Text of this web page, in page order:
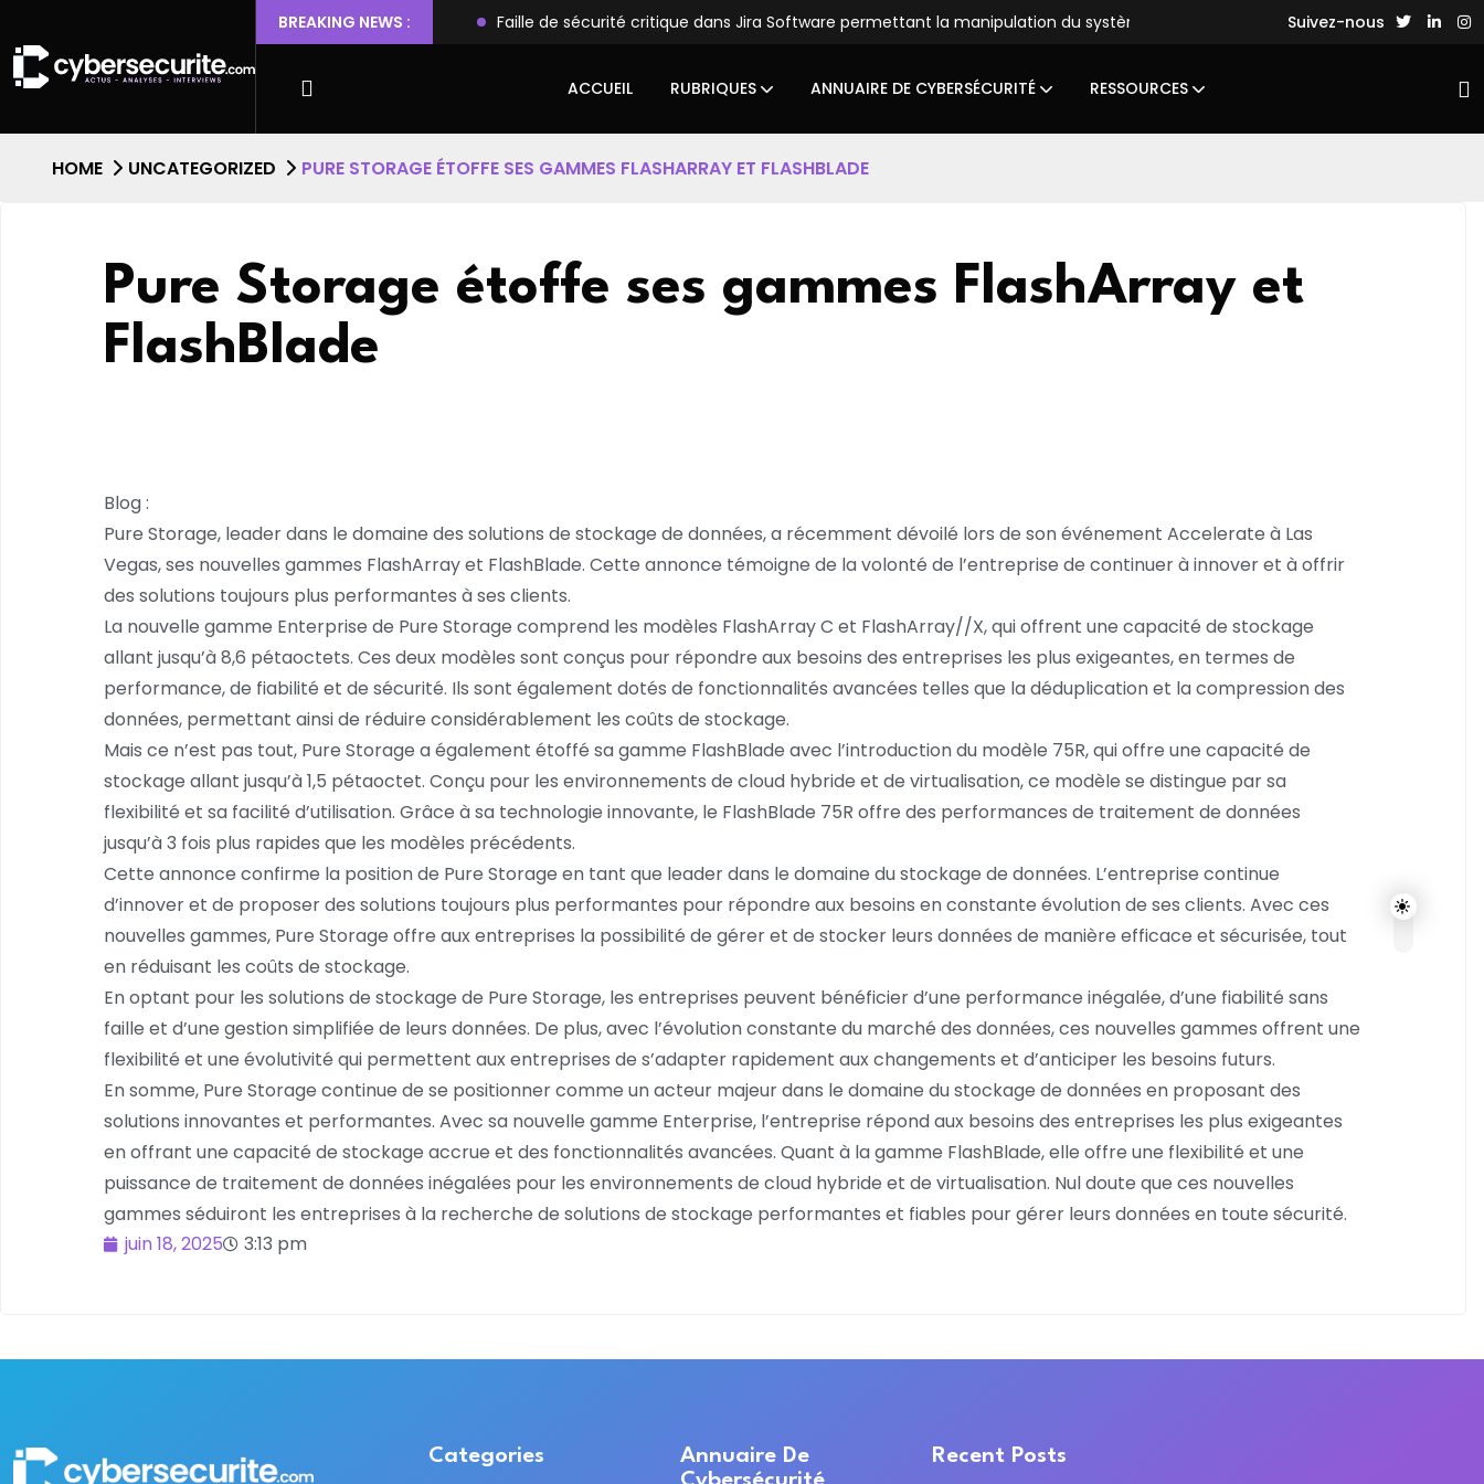
BREAKING NEWS :
permettant l’escalade de privilèges et l’accès root Faille de sécurité critique dans Jira Software permettant la manipulation du système de fichiers Des hackers chinois
Suivez-nous
ACCUEIL RUBRIQUES ANNUAIRE DE CYBERSÉCURITÉ RESSOURCES
HOME UNCATEGORIZED PURE STORAGE ÉTOFFE SES GAMMES FLASHARRAY ET FLASHBLADE
Pure Storage étoffe ses gammes FlashArray et
FlashBlade
Blog :
Pure Storage, leader dans le domaine des solutions de stockage de données, a récemment dévoilé lors de son événement Accelerate à Las
Vegas, ses nouvelles gammes FlashArray et FlashBlade. Cette annonce témoigne de la volonté de l’entreprise de continuer à innover et à offrir
des solutions toujours plus performantes à ses clients.
La nouvelle gamme Enterprise de Pure Storage comprend les modèles FlashArray C et FlashArray//X, qui offrent une capacité de stockage
allant jusqu’à 8,6 pétaoctets. Ces deux modèles sont conçus pour répondre aux besoins des entreprises les plus exigeantes, en termes de
performance, de fiabilité et de sécurité. Ils sont également dotés de fonctionnalités avancées telles que la déduplication et la compression des
données, permettant ainsi de réduire considérablement les coûts de stockage.
Mais ce n’est pas tout, Pure Storage a également étoffé sa gamme FlashBlade avec l’introduction du modèle 75R, qui offre une capacité de
stockage allant jusqu’à 1,5 pétaoctet. Conçu pour les environnements de cloud hybride et de virtualisation, ce modèle se distingue par sa
flexibilité et sa facilité d’utilisation. Grâce à sa technologie innovante, le FlashBlade 75R offre des performances de traitement de données
jusqu’à 3 fois plus rapides que les modèles précédents.
Cette annonce confirme la position de Pure Storage en tant que leader dans le domaine du stockage de données. L’entreprise continue
d’innover et de proposer des solutions toujours plus performantes pour répondre aux besoins en constante évolution de ses clients. Avec ces
nouvelles gammes, Pure Storage offre aux entreprises la possibilité de gérer et de stocker leurs données de manière efficace et sécurisée, tout
en réduisant les coûts de stockage.
En optant pour les solutions de stockage de Pure Storage, les entreprises peuvent bénéficier d’une performance inégalée, d’une fiabilité sans
faille et d’une gestion simplifiée de leurs données. De plus, avec l’évolution constante du marché des données, ces nouvelles gammes offrent une
flexibilité et une évolutivité qui permettent aux entreprises de s’adapter rapidement aux changements et d’anticiper les besoins futurs.
En somme, Pure Storage continue de se positionner comme un acteur majeur dans le domaine du stockage de données en proposant des
solutions innovantes et performantes. Avec sa nouvelle gamme Enterprise, l’entreprise répond aux besoins des entreprises les plus exigeantes
en offrant une capacité de stockage accrue et des fonctionnalités avancées. Quant à la gamme FlashBlade, elle offre une flexibilité et une
puissance de traitement de données inégalées pour les environnements de cloud hybride et de virtualisation. Nul doute que ces nouvelles
gammes séduiront les entreprises à la recherche de solutions de stockage performantes et fiables pour gérer leurs données en toute sécurité.
juin 18, 2025
3:13 pm
Categories
Annuaire De
Recent Posts